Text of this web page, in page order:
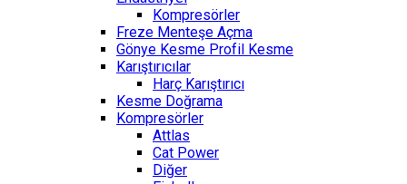
Kompresörler
Freze Menteşe Açma
Gönye Kesme Profil Kesme
Karıştırıcılar
Harç Karıştırıcı
Kesme Doğrama
Kompresörler
Attlas
Cat Power
Diğer